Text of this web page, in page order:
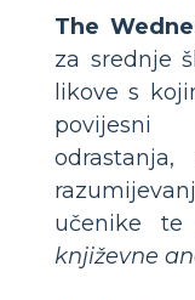
The
za srednje
likove s
povijesni
učenike te
književne